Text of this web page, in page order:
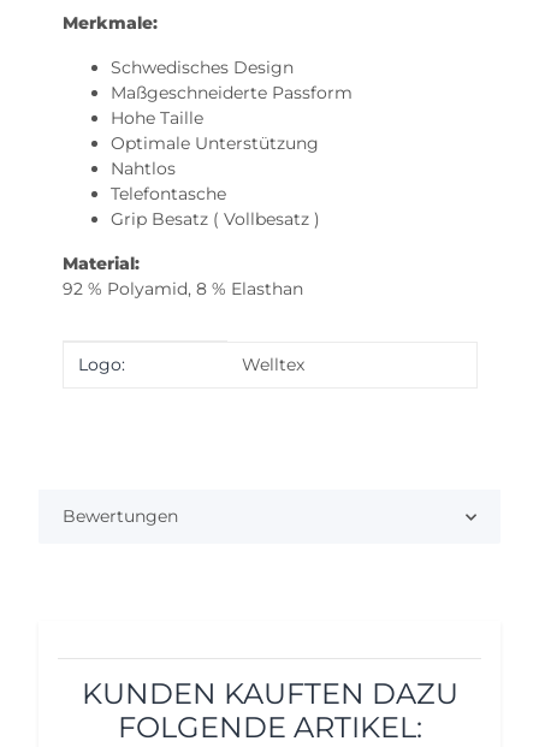
Merkmale:
Schwedisches Design
Maßgeschneiderte Passform
Hohe Taille
Optimale Unterstützung
Nahtlos
Telefontasche
Grip Besatz ( Vollbesatz )
Material:
92 % Polyamid, 8 % Elasthan
Produkteigenschaft
Wert
Logo: Welltex
Bewertungen
KUNDEN KAUFTEN DAZU
FOLGENDE ARTIKEL: